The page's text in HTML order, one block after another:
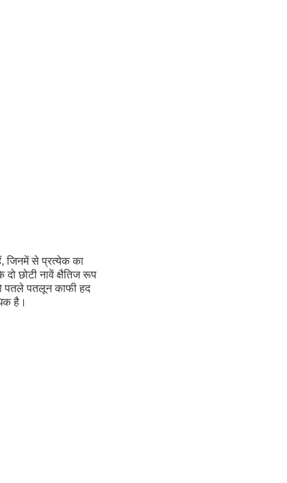
जिनमें से प्रत्येक का
छोटी नावें क्षैतिज रूप
पतले पतलून काफी हद
है।